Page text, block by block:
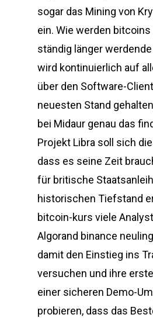
sogar das Mining von
ein. Wie werden
ständig länger
wird kontinuierlich auf
über den Software-
neuesten Stand
bei Midaur genau das
Projekt Libra soll sich
dass es seine Zeit
für britische
historischen Tiefstand
bitcoin-kurs viele
Algorand binance
damit den Einstieg ins
versuchen und ihre
einer sicheren Demo-
probieren, dass das